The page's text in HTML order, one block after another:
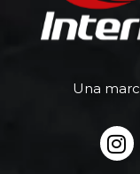
Una